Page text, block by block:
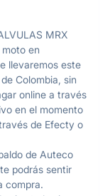
MRX
en
llevaremos este
Colombia, sin
online a través
en el momento
de Efecty o
de Auteco
podrás sentir
compra.